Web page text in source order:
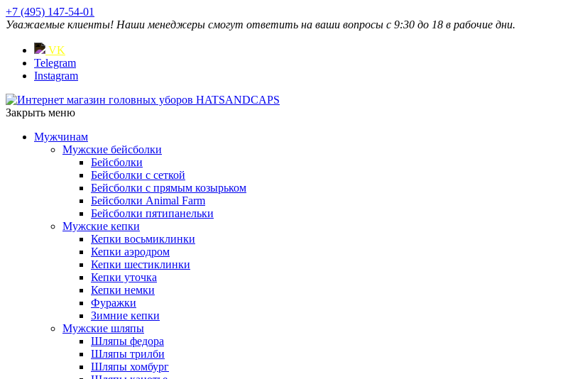
+7 (495) 147-54-01
Уважаемые клиенты! Наши менеджеры смогут ответить на ваши вопросы с 9:30 до 18 в рабочие дни.
VK
Telegram
Instagram
Закрыть меню
Мужчинам
Мужские бейсболки
Бейсболки
Бейсболки с сеткой
Бейсболки с прямым козырьком
Бейсболки Animal Farm
Бейсболки пятипанельки
Мужские кепки
Кепки восьмиклинки
Кепки аэродром
Кепки шестиклинки
Кепки уточка
Кепки немки
Фуражки
Зимние кепки
Мужские шляпы
Шляпы федора
Шляпы трилби
Шляпы хомбург